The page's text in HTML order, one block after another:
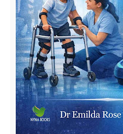
ആത്മാവ് എന്ന അഗ്നി
പ്രചോദിപ്പിക്കുന്നതിലൂടെ
ജ്വലിപ്പിച്ചുണര്‍ത്താന്‍
ബാബാജി ലോകത്തെ
അദ്ദേഹം ക്രിയായോഗ
യോഗവിദ്യയുടെ
ക്രിസ്തുവും
ലോകഗുരുക്കന്മാരുടെ
ബാബാജിയും അതീവ
വിനോദ് നാരായണന്‍
രണ്ടാം പതിപ്പ് 'മഹാവതാര്‍
മഹായോഗി'